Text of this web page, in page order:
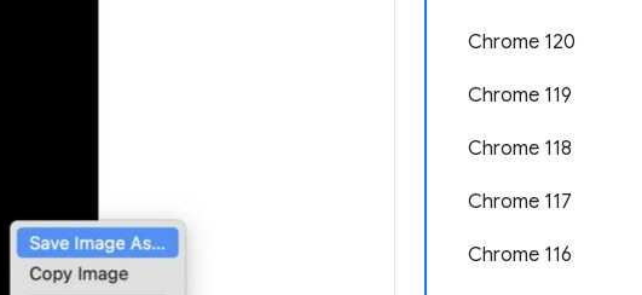
Chrome 120
Chrome 119
Chrome 118
Chrome 117
Chrome 116